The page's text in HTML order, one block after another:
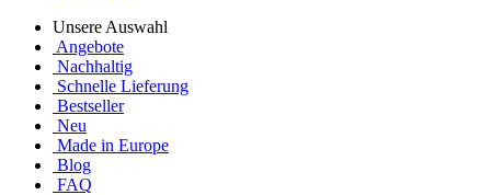
Unsere Auswahl
Angebote
Nachhaltig
Schnelle Lieferung
Bestseller
Neu
Made in Europe
Blog
FAQ